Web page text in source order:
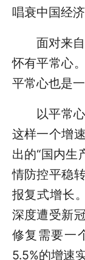
唱衰中国经济
面对来自
怀有平常心
平常心也是
以平常心
这样一个增
出的“国内生
情防控平稳
报复式增长
深度遭受新
修复需要一
5.5%的增速